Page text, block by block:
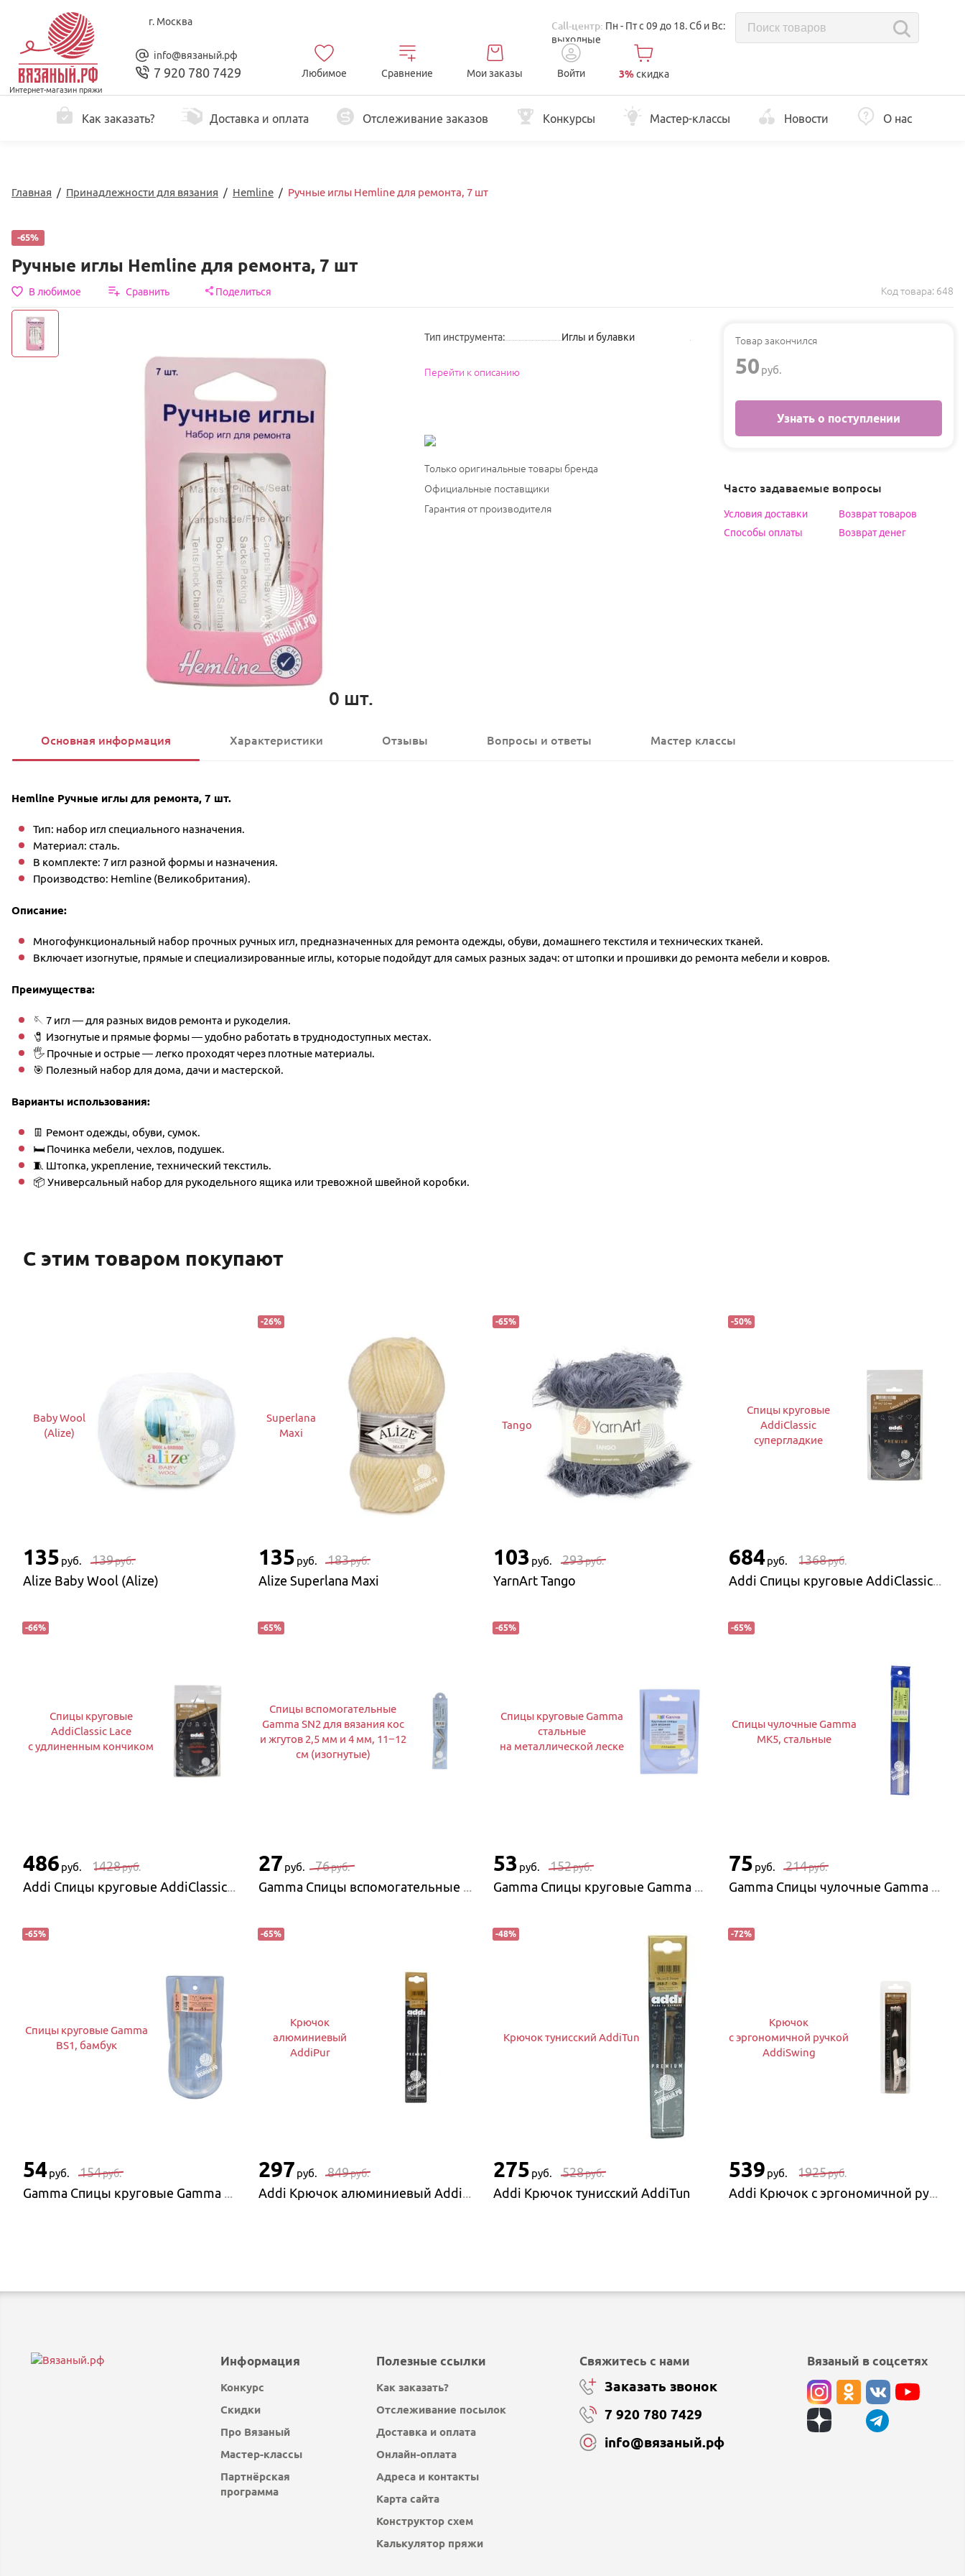
Интернет-магазин пряжи
г. Москва Call-центр: Пн - Пт с 09 до 18. Сб и Вс:
выходные
info@вязаный.рф
7 920 780 7429 Любимое Сравнение Мои заказы Войти 3%скидка
Как заказать? Доставка и оплата Отслеживание заказов Конкурсы Мастер-классы Новости О нас
Главная / Принадлежности для вязания / Hemline / Ручные иглы Hemline для ремонта, 7 шт
-65%
Ручные иглы Hemline для ремонта, 7 шт
В любимое Сравнить Поделиться Код товара: 648
0 шт.
Тип инструмента: Иглы и булавки
Перейти к описанию
Только оригинальные товары бренда
Официальные поставщики
Гарантия от производителя
Товар закончился
50 руб.
Узнать о поступлении
Часто задаваемые вопросы
Условия доставки
Возврат товаров
Способы оплаты
Возврат денег
Основная информация Характеристики Отзывы Вопросы и ответы Мастер классы
Hemline Ручные иглы для ремонта, 7 шт.
Тип: набор игл специального назначения.
Материал: сталь.
В комплекте: 7 игл разной формы и назначения.
Производство: Hemline (Великобритания).
Описание:
Многофункциональный набор прочных ручных игл, предназначенных для ремонта одежды, обуви, домашнего текстиля и технических тканей.
Включает изогнутые, прямые и специализированные иглы, которые подойдут для самых разных задач: от штопки и прошивки до ремонта мебели и ковров.
Преимущества:
🪡 7 игл — для разных видов ремонта и рукоделия.
🧷 Изогнутые и прямые формы — удобно работать в труднодоступных местах.
🖐 Прочные и острые — легко проходят через плотные материалы.
🎯 Полезный набор для дома, дачи и мастерской.
Варианты использования:
👖 Ремонт одежды, обуви, сумок.
🛏 Починка мебели, чехлов, подушек.
🧵 Штопка, укрепление, технический текстиль.
📦 Универсальный набор для рукодельного ящика или тревожной швейной коробки.
С этим товаром покупают
Baby Wool
(Alize)
135 руб. 139руб.
Alize Baby Wool (Alize)
-26%
Superlana
Maxi
135 руб. 183руб.
Alize Superlana Maxi
-65%
Tango
103 руб. 293руб.
YarnArt Tango
-50%
Спицы круговые
AddiClassic
супергладкие
684 руб. 1368руб.
Addi Спицы круговые AddiClassic супергладкие
-66%
Спицы круговые
AddiClassic Lace
с удлиненным кончиком
486 руб. 1428руб.
Addi Спицы круговые AddiClassic Lace с удлиненным кончиком
-65%
Спицы вспомогательные
Gamma SN2 для вязания кос
и жгутов 2,5 мм и 4 мм, 11−12
см (изогнутые)
27 руб. 76руб.
Gamma Спицы вспомогательные Gamma SN2 для вязания кос и жгутов 2,5 мм и 4 мм, 11−12 см (изогнутые)
-65%
Спицы круговые Gamma
стальные
на металлической леске
53 руб. 152руб.
Gamma Спицы круговые Gamma стальные на металлической леске
-65%
Спицы чулочные Gamma
MK5, стальные
75 руб. 214руб.
Gamma Спицы чулочные Gamma MK5, стальные
-65%
Спицы круговые Gamma
BS1, бамбук
54руб. 154руб.
Gamma Спицы круговые Gamma BS1, бамбук
-65%
Крючок
алюминиевый
AddiPur
297 руб. 849руб.
Addi Крючок алюминиевый AddiPur
-48%
Крючок тунисский AddiTun
275 руб. 528руб.
Addi Крючок тунисский AddiTun
-72%
Крючок
с эргономичной ручкой
AddiSwing
539 руб. 1925руб.
Addi Крючок с эргономичной ручкой AddiSwing
Информация
Конкурс
Скидки
Про Вязаный
Мастер-классы
Партнёрская
программа
Полезные ссылки
Как заказать?
Отслеживание посылок
Доставка и оплата
Онлайн-оплата
Адреса и контакты
Карта сайта
Конструктор схем
Калькулятор пряжи
Свяжитесь с нами
Заказать звонок
7 920 780 7429
info@вязаный.рф
Вязаный в соцсетях